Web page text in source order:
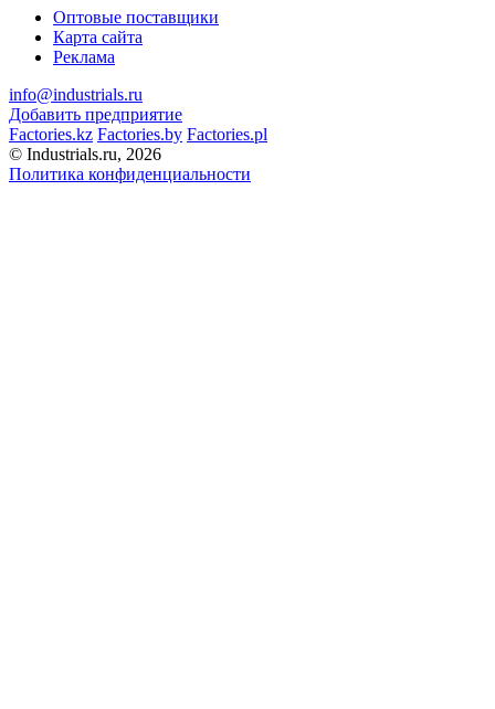
Оптовые поставщики
Карта сайта
Реклама
info@industrials.ru
Добавить предприятие
Factories.kz Factories.by Factories.pl
© Industrials.ru, 2026
Политика конфиденциальности